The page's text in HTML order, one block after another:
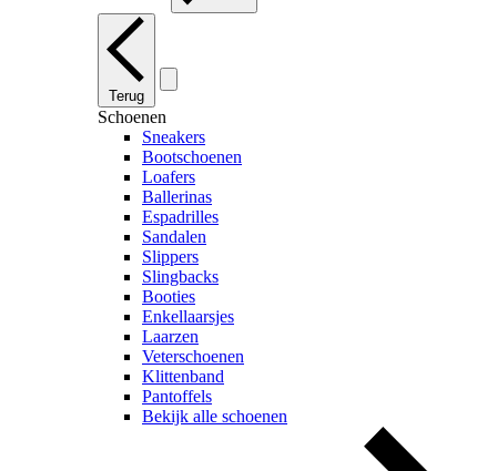
Terug
Schoenen
Sneakers
Bootschoenen
Loafers
Ballerinas
Espadrilles
Sandalen
Slippers
Slingbacks
Booties
Enkellaarsjes
Laarzen
Veterschoenen
Klittenband
Pantoffels
Bekijk alle schoenen